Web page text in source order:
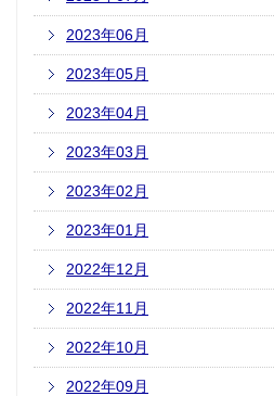
2023年06月
2023年05月
2023年04月
2023年03月
2023年02月
2023年01月
2022年12月
2022年11月
2022年10月
2022年09月